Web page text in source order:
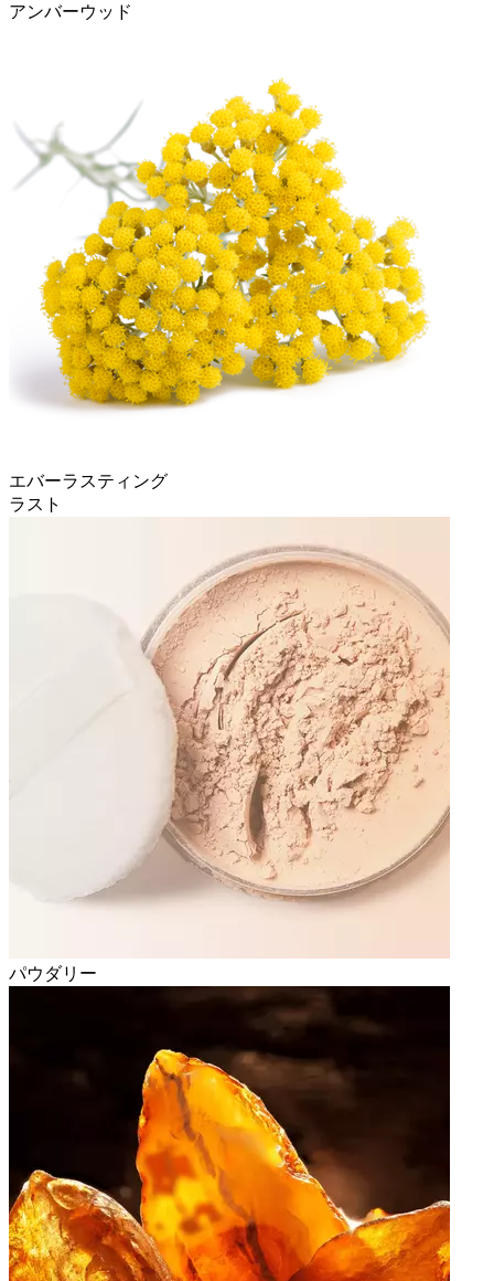
アンバーウッド
エバーラスティング
ラスト
パウダリー